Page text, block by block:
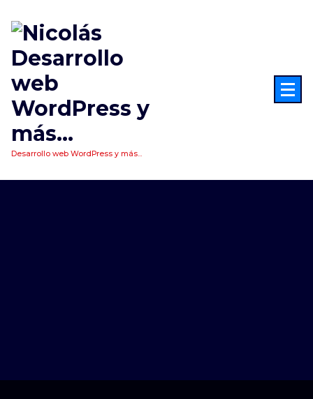
contenido
Desarrollo web WordPress y más...